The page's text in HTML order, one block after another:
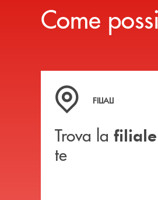
Come
Trova la filiale più
FILIALI
Trova la filiale
te